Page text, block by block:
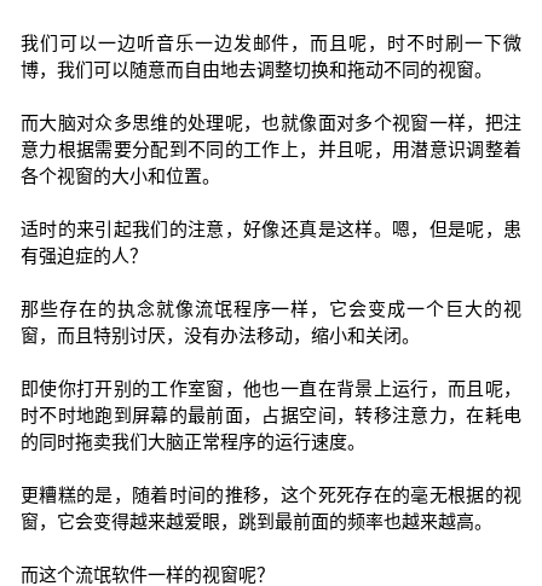
我们可以一边听音乐一边发邮件，而且呢，时不时刷一下微
博，我们可以随意而自由地去调整切换和拖动不同的视窗。
而大脑对众多思维的处理呢，也就像面对多个视窗一样，把注
意力根据需要分配到不同的工作上，并且呢，用潜意识调整着
各个视窗的大小和位置。
适时的来引起我们的注意，好像还真是这样。嗯，但是呢，患
有强迫症的人？
那些存在的执念就像流氓程序一样，它会变成一个巨大的视
窗，而且特别讨厌，没有办法移动，缩小和关闭。
即使你打开别的工作室窗，他也一直在背景上运行，而且呢，
时不时地跑到屏幕的最前面，占据空间，转移注意力，在耗电
的同时拖卖我们大脑正常程序的运行速度。
更糟糕的是，随着时间的推移，这个死死存在的毫无根据的视
窗，它会变得越来越爱眼，跳到最前面的频率也越来越高。
而这个流氓软件一样的视窗呢？